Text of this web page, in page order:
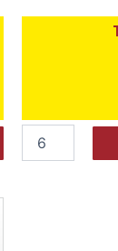
Pont